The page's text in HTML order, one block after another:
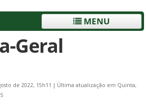
MENU
Geral
de 2022, 15h11 | Última atualização em Quinta,